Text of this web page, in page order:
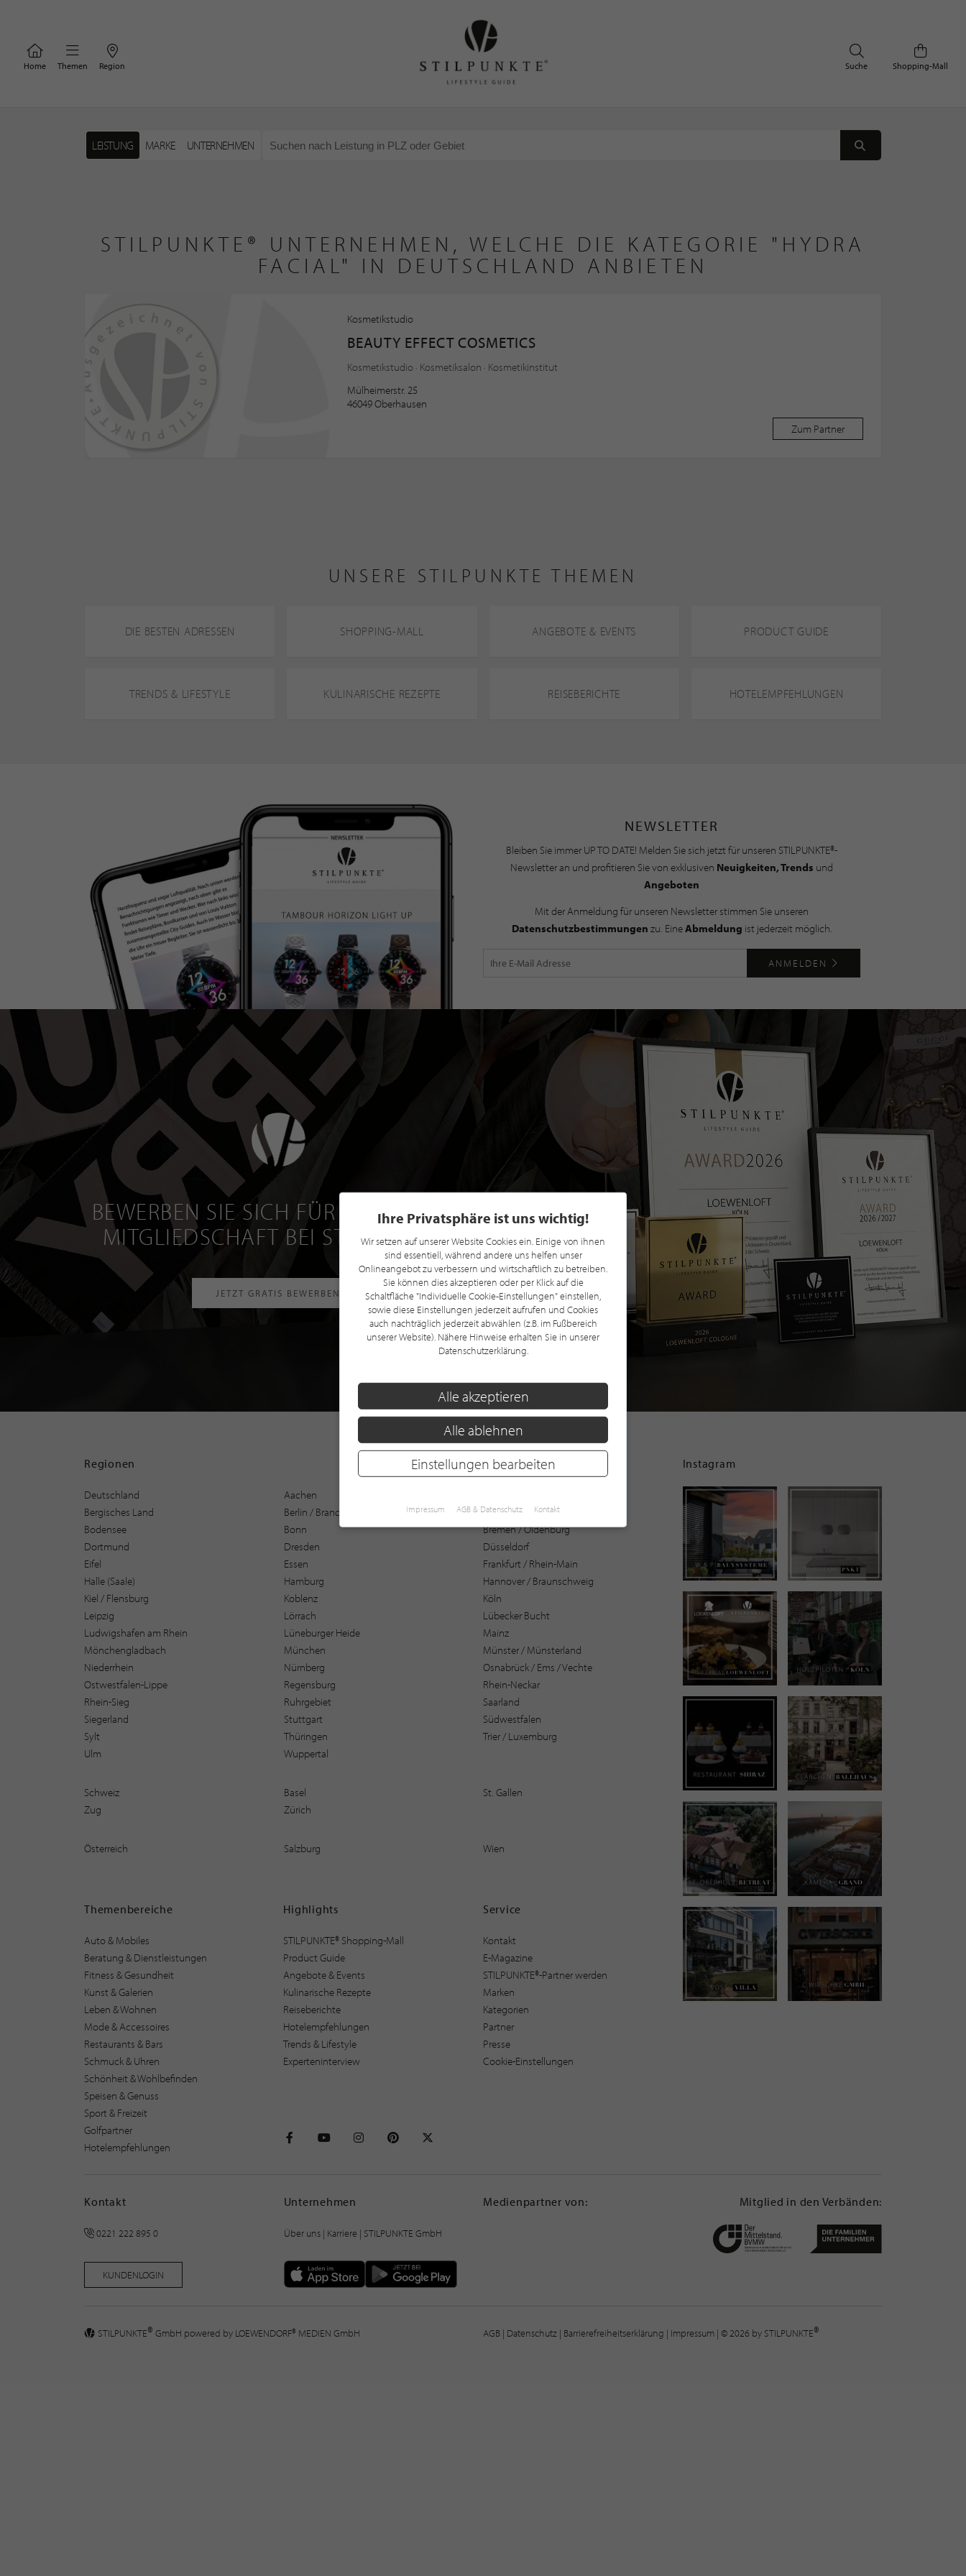
Home Themen Region Shopping-Mall
Suche
LEISTUNG MARKE UNTERNEHMEN
STILPUNKTE® UNTERNEHMEN, WELCHE DIE KATEGORIE "HYDRA
FACIAL" IN DEUTSCHLAND ANBIETEN
Kosmetikstudio
BEAUTY EFFECT COSMETICS
Kosmetikstudio · Kosmetiksalon · Kosmetikinstitut
Mülheimerstr. 25
46049 Oberhausen
Zum Partner
UNSERE STILPUNKTE THEMEN
DIE BESTEN ADRESSEN SHOPPING-MALL ANGEBOTE & EVENTS PRODUCT GUIDE
TRENDS & LIFESTYLE KULINARISCHE REZEPTE REISEBERICHTE HOTELEMPFEHLUNGEN
NEWSLETTER
Bleiben Sie immer UP TO DATE! Melden Sie sich jetzt für unseren STILPUNKTE®-
Newsletter an und profitieren Sie von exklusiven Neuigkeiten, Trends und
Angeboten
Mit der Anmeldung für unseren Newsletter stimmen Sie unseren
Datenschutzbestimmungen zu. EineAbmeldung ist jederzeit möglich.
ANMELDEN
BEWERBEN SIE SICH FÜR EINE GRATIS
MITGLIEDSCHAFT BEI STILPUNKTE®
JETZT GRATIS BEWERBEN
Regionen
Deutschland Aachen
Bergisches Land
Berlin / Brandenburg
Bochum
Bodensee
Bonn
Bremen / Oldenburg
Dortmund
Dresden
Düsseldorf
Eifel
Essen
Frankfurt / Rhein-Main
Halle (Saale)
Hamburg
Hannover / Braunschweig
Kiel / Flensburg
Koblenz
Köln
Leipzig
Lörrach
Lübecker Bucht
Ludwigshafen am Rhein
Lüneburger Heide
Mainz
Mönchengladbach
München
Münster / Münsterland
Niederrhein
Nürnberg
Osnabrück / Ems / Vechte
Ostwestfalen-Lippe
Regensburg
Rhein-Neckar
Rhein-Sieg
Ruhrgebiet
Saarland
Siegerland
Stuttgart
Südwestfalen
Sylt
Thüringen
Trier / Luxemburg
Ulm
Wuppertal
Schweiz Basel
St. Gallen
Zug
Zürich
Österreich Salzburg Wien
Themenbereiche
Auto & Mobiles
Beratung & Dienstleistungen
Fitness & Gesundheit
Kunst & Galerien
Leben & Wohnen
Mode & Accessoires
Restaurants & Bars
Schmuck & Uhren
Schönheit & Wohlbefinden
Speisen & Genuss
Sport & Freizeit
Golfpartner
Hotelempfehlungen
Highlights
STILPUNKTE® Shopping-Mall
Product Guide
Angebote & Events
Kulinarische Rezepte
Reiseberichte
Hotelempfehlungen
Trends & Lifestyle
Experteninterview
Service
Kontakt
E-Magazine
STILPUNKTE®-Partner werden
Marken
Kategorien
Partner
Presse
Cookie-Einstellungen
Instagram
Kontakt
0221 222 895 0
KUNDENLOGIN
Unternehmen
Über uns| Karriere | STILPUNKTE GmbH
Medienpartner von: Mitglied in den Verbänden:
STILPUNKTE® GmbH powered by LOEWENDORF® MEDIEN GmbH AGB | Datenschutz | Barrierefreiheitserklärung | Impressum | © 2026 by STILPUNKTE®
Ihre Privatsphäre ist uns wichtig!
Wir setzen auf unserer Website Cookies ein. Einige von ihnen
sind essentiell, während andere uns helfen unser
Onlineangebot zu verbessern und wirtschaftlich zu betreiben.
Sie können dies akzeptieren oder per Klick auf die
Schaltfläche "Individuelle Cookie-Einstellungen" einstellen,
sowie diese Einstellungen jederzeit aufrufen und Cookies
auch nachträglich jederzeit abwählen (z.B. im Fußbereich
unserer Website). Nähere Hinweise erhalten Sie in unserer
Datenschutzerklärung.
Alle akzeptieren
Alle ablehnen
Einstellungen bearbeiten
Impressum AGB & Datenschutz Kontakt